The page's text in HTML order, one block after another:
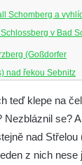
Schomberg a
v Bad
(Goßdorfer
nad řekou Sebnitz
na Bastei
Vlastislavi
teď klepe na
Nezbláznil se?
nad
z nich nese